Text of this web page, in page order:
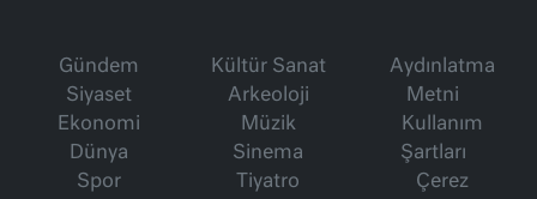
Gündem
Siyaset
Ekonomi
Dünya
Spor
Kültür Sanat
Arkeoloji
Müzik
Sinema
Tiyatro
Aydınlatma
Metni
Kullanım
Şartları
Çerez